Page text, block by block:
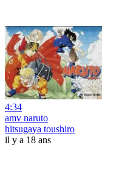
4:34
amv naruto
hitsugaya toushiro
il y a 18 ans